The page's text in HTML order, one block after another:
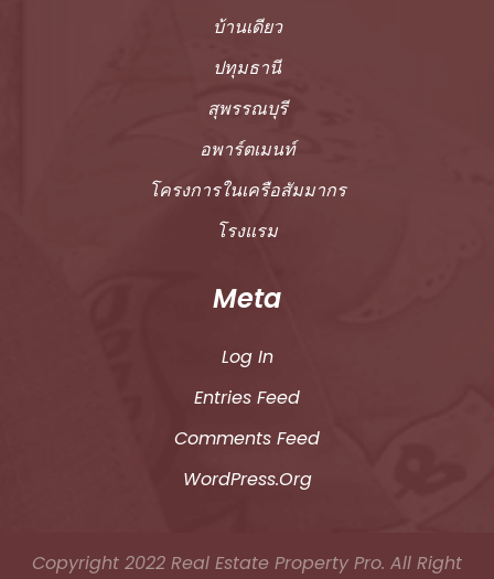
บ้านเดียว
ปทุมธานี
สุพรรณบุรี
อพาร์ตเมนท์
โครงการในเครือสัมมากร
โรงแรม
Meta
Log In
Entries Feed
Comments Feed
WordPress.org
Copyright 2022 Real Estate Property Pro. All Right